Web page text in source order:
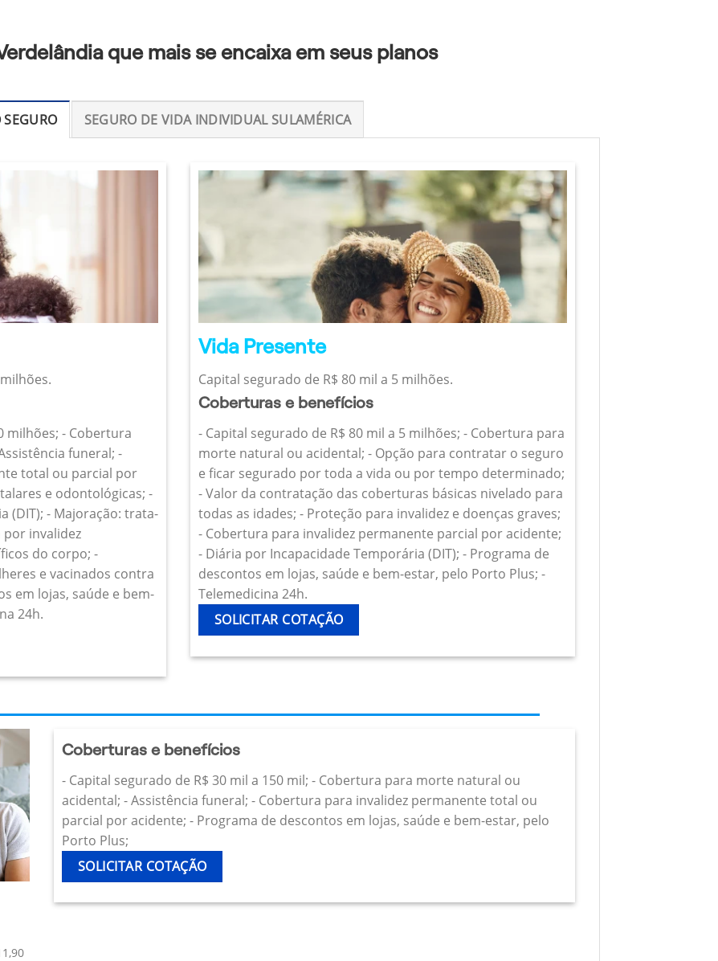
que mais se encaixa em seus planos
SEGURO DE VIDA INDIVIDUAL SULAMÉRICA
milhões; - Cobertura
funeral; -
total ou parcial por
e odontológicas; -
(DIT); - Majoração: trata-
invalidez
do corpo; -
e vacinados contra
em lojas, saúde e bem-
24h.
Vida Presente
Capital segurado de R$ 80 mil a 5 milhões.
Coberturas e benefícios
- Capital segurado de R$ 80 mil a 5 milhões; - Cobertura para
morte natural ou acidental; - Opção para contratar o seguro
e ficar segurado por toda a vida ou por tempo determinado;
- Valor da contratação das coberturas básicas nivelado para
todas as idades; - Proteção para invalidez e doenças graves;
- Cobertura para invalidez permanente parcial por acidente;
- Diária por Incapacidade Temporária (DIT); - Programa de
descontos em lojas, saúde e bem-estar, pelo Porto Plus; -
Telemedicina 24h.
SOLICITAR COTAÇÃO
Coberturas e benefícios
- Capital segurado de R$ 30 mil a 150 mil; - Cobertura para morte natural ou
acidental; - Assistência funeral; - Cobertura para invalidez permanente total ou
parcial por acidente; - Programa de descontos em lojas, saúde e bem-estar, pelo
Porto Plus;
SOLICITAR COTAÇÃO